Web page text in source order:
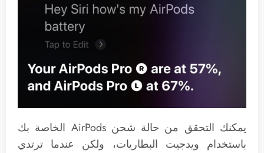
يمكنك التحقق من حالة شحن ‌AirPods‌ الخاصة بك
باستخدام ويدجيت البطاريات، ولكن عندما ترتدي